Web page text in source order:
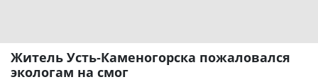
Житель Усть-Каменогорска пожаловался
экологам на смог